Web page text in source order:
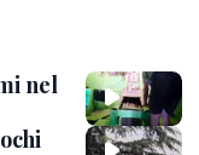
nel